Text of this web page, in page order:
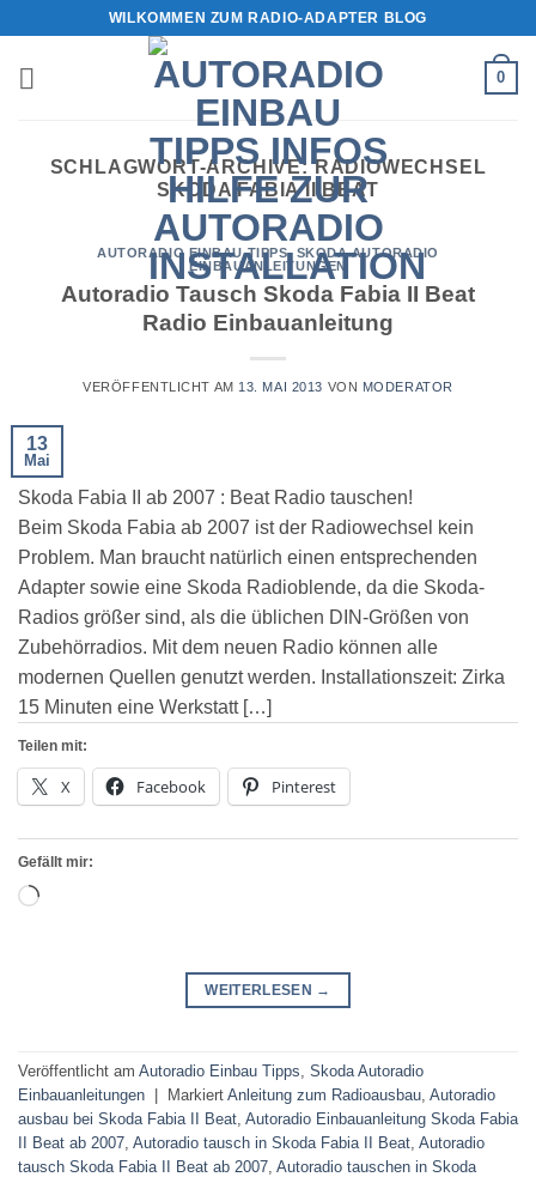
springen
WILKOMMEN ZUM RADIO-ADAPTER BLOG
0
SCHLAGWORT-ARCHIVE:RADIOWECHSEL
SKODA FABIA II BEAT
AUTORADIO EINBAU TIPPS, SKODA AUTORADIO
EINBAUANLEITUNGEN
Autoradio Tausch Skoda Fabia II Beat
Radio Einbauanleitung
VERÖFFENTLICHT AM 13. MAI 2013 VON MODERATOR
13
Mai
Skoda Fabia II ab 2007 : Beat Radio tauschen!
Beim Skoda Fabia ab 2007 ist der Radiowechsel kein
Problem. Man braucht natürlich einen entsprechenden
Adapter sowie eine Skoda Radioblende, da die Skoda-
Radios größer sind, als die üblichen DIN-Größen von
Zubehörradios. Mit dem neuen Radio können alle
modernen Quellen genutzt werden. Installationszeit: Zirka
15 Minuten eine Werkstatt […]
Teilen mit:
X Facebook Pinterest
Gefällt mir:
Wird
WEITERLESEN →
Veröffentlicht am Autoradio Einbau Tipps Skoda Autoradio
Einbauanleitungen
Markiert Anleitung zum Radioausbau Autoradio
ausbau bei Skoda Fabia II Beat Autoradio Einbauanleitung Skoda Fabia
II Beat ab 2007 Autoradio tausch in Skoda Fabia II Beat Autoradio
tausch Skoda Fabia II Beat ab 2007 Autoradio tauschen in Skoda